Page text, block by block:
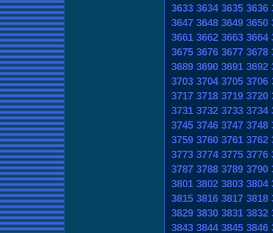
3633 3634 3635 3636
3647 3648 3649 3650
3661 3662 3663 3664
3675 3676 3677 3678
3689 3690 3691 3692
3703 3704 3705 3706
3717 3718 3719 3720
3731 3732 3733 3734
3745 3746 3747 3748
3759 3760 3761 3762
3773 3774 3775 3776
3787 3788 3789 3790
3801 3802 3803 3804
3815 3816 3817 3818
3829 3830 3831 3832
3843 3844 3845 3846